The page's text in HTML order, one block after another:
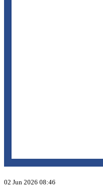
02 Jun 2026 08:46